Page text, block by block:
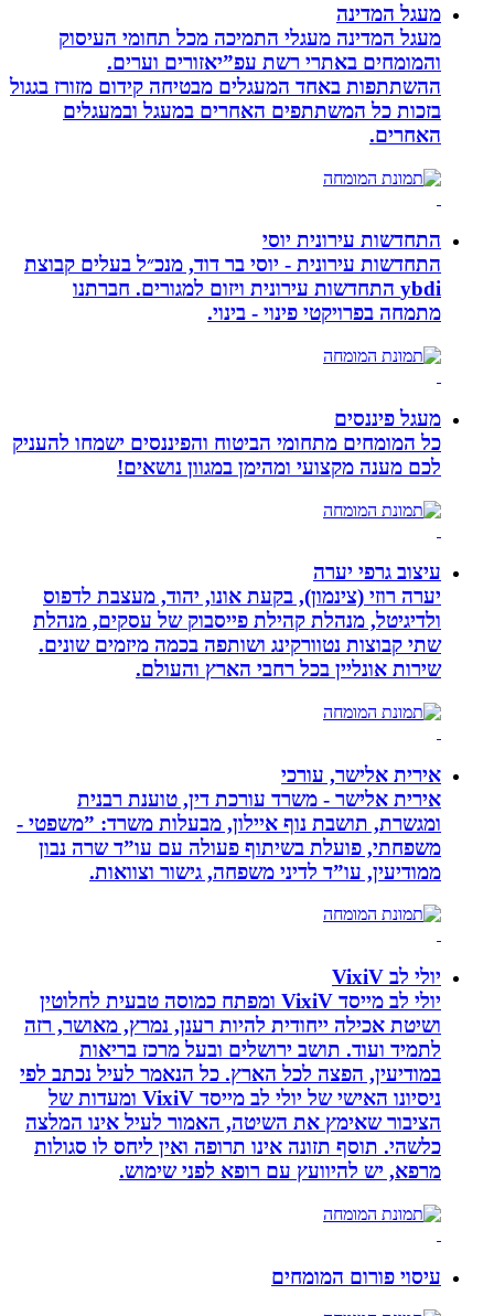
מעגל המדינה
מעגל המדינה מעגלי התמיכה מכל תחומי העיסוק
והמומחים באתרי רשת עפ”יאזורים וערים.
ההשתתפות באחד המעגלים מבטיחה קידום מזורז בגגול
בזכות כל המשתתפים האחרים במעגל ובמעגלים
האחרים.
התחדשות עירונית יוסי
התחדשות עירונית - יוסי בר דוד, מנכ״ל בעלים קבוצת
ybdi התחדשות עירונית ויזום למגורים. חברתנו
מתמחה בפרויקטי פינוי - בינוי.
מעגל פיננסים
כל המומחים מתחומי הביטוח והפיננסים ישמחו להעניק
לכם מענה מקצועי ומהימן במגוון נושאים!
עיצוב גרפי יערה
יערה רוזי (צינמון), בקעת אונו, יהוד, מעצבת לדפוס
ולדיגיטל, מנהלת קהילת פייסבוק של עסקים, מנהלת
שתי קבוצות נטוורקינג ושותפה בכמה מיזמים שונים.
שירות אונליין בכל רחבי הארץ והעולם.
אירית אלישר, עורכי
אירית אלישר - משרד עורכת דין, טוענת רבנית
ומגשרת, תושבת נוף איילון, מבעלות משרד: ”משפטי -
משפחתי, פועלת בשיתוף פעולה עם עו”ד שרה נבון
ממודיעין, עו”ד לדיני משפחה, גישור וצוואות.
יולי לב VixiV
יולי לב מייסד VixiV ומפתח כמוסה טבעית לחלוטין
ושיטת אכילה ייחודית להיות רענן, נמרץ, מאושר, רזה
לתמיד ועוד. תושב ירושלים ובעל מרכז בריאות
במודיעין, הפצה לכל הארץ. כל הנאמר לעיל נכתב לפי
ניסיונו האישי של יולי לב מייסד VixiV ומעדות של
הציבור שאימץ את השיטה, האמור לעיל אינו המלצה
כלשהי. תוסף תזונה אינו תרופה ואין ליחס לו סגולות
מרפא, יש להיוועץ עם רופא לפני שימוש.
עיסוי פורום המומחים